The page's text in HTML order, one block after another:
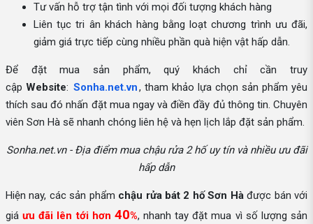
Tư vấn hỗ trợ tận tình với mọi đối tượng khách hàng
Liên tục tri ân khách hàng bằng loạt chương trình ưu đãi,
giảm giá trực tiếp cùng nhiều phần quà hiện vật hấp dẫn.
Để đặt mua sản phẩm, quý khách chỉ cần truy
cập Website: Sonha.net.vn, tham khảo lựa chọn sản phẩm yêu
thích sau đó nhấn đặt mua ngay và điền đầy đủ thông tin. Chuyên
viên Sơn Hà sẽ nhanh chóng liên hệ và hẹn lịch lắp đặt sản phẩm.
Sonha.net.vn - Địa điểm mua chậu rửa 2 hố uy tín và nhiều ưu đãi
hấp dẫn
Hiện nay, các sản phẩm chậu rửa bát 2 hố Sơn Hàđược bán với
giáưu đãi lên tới hơn 40%, nhanh tay đặt mua vì số lượng sản